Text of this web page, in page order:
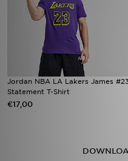
Jordan NBA LA Lakers James
Statement T-Shirt
€17,00